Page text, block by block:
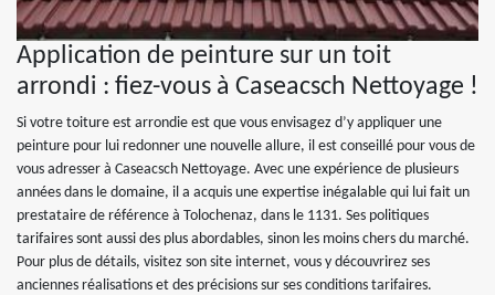
Application de peinture sur un toit
arrondi : fiez-vous à Caseacsch Nettoyage !
Si votre toiture est arrondie est que vous envisagez d’y appliquer une
peinture pour lui redonner une nouvelle allure, il est conseillé pour vous de
vous adresser à Caseacsch Nettoyage. Avec une expérience de plusieurs
années dans le domaine, il a acquis une expertise inégalable qui lui fait un
prestataire de référence à Tolochenaz, dans le 1131. Ses politiques
tarifaires sont aussi des plus abordables, sinon les moins chers du marché.
Pour plus de détails, visitez son site internet, vous y découvrirez ses
anciennes réalisations et des précisions sur ses conditions tarifaires.